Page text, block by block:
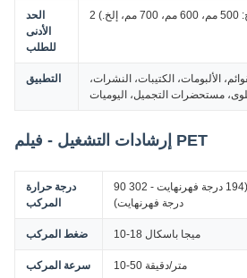
الحد
الأدنى
للطلب
التطبيق
الألبومات، الكتيبات، النشرات،
مستحضرات التجميل، اليوميات
إرشادات التشغيل - فيلم PET
درجة حرارة
المركب
90 درجة مئوية - 150 درجة مئوية (194 درجة فهرنهايت - 302
درجة فهرنهايت)
ضغط المركب 10-18 ميجا باسكال
سرعة المركب 10-50 متر/دقيقة